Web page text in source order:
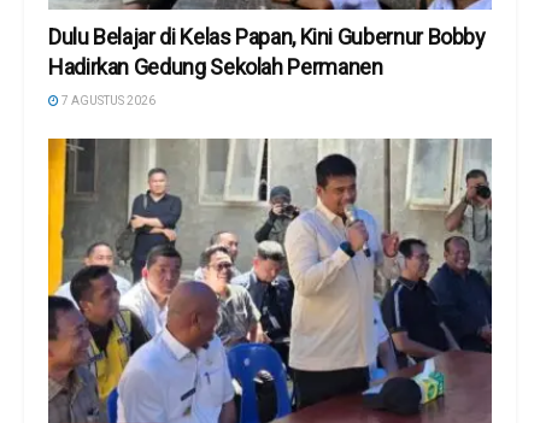
Dulu Belajar di Kelas Papan, Kini Gubernur Bobby
Hadirkan Gedung Sekolah Permanen
7 AGUSTUS 2026